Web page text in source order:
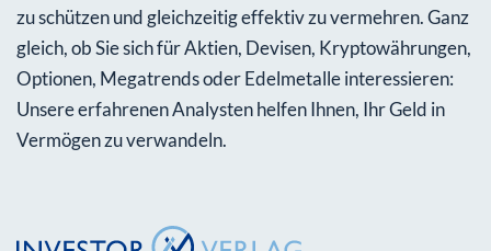
zu schützen und gleichzeitig effektiv zu vermehren. Ganz
gleich, ob Sie sich für Aktien, Devisen, Kryptowährungen,
Optionen, Megatrends oder Edelmetalle interessieren:
Unsere erfahrenen Analysten helfen Ihnen, Ihr Geld in
Vermögen zu verwandeln.